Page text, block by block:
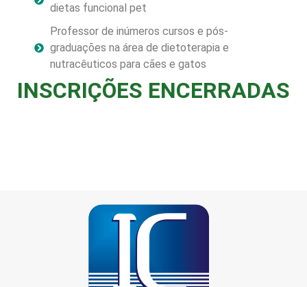
dietas funcional pet
Professor de inúmeros cursos e pós-
graduações na área de dietoterapia e
nutracêuticos para cães e gatos
INSCRIÇÕES ENCERRADAS